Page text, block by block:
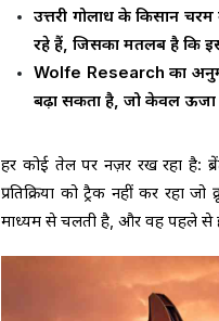
उत्तरी गोलार्ध के किसान
रहे हैं, जिसका मतलब है कि
Wolfe Research का
बढ़ा सकता है, जो केवल
हर कोई तेल पर नज़र रख रहा है:
प्रतिक्रिया को ट्रैक नहीं कर
माध्यम से चलती है, और वह पहले से